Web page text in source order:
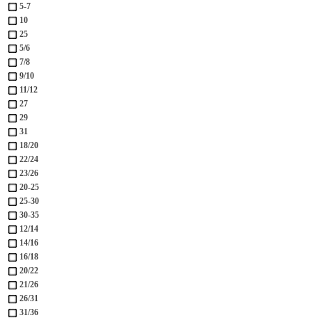
5-7
10
25
5/6
7/8
9/10
11/12
27
29
31
18/20
22/24
23/26
20-25
25-30
30-35
12/14
14/16
16/18
20/22
21/26
26/31
31/36